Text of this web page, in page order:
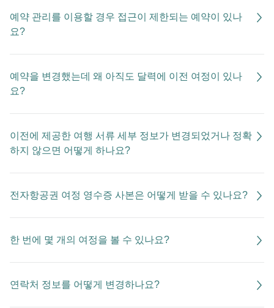
예약 관리를 이용할 경우 접근이 제한되는 예약이 있나
요?
예약을 변경했는데 왜 아직도 달력에 이전 여정이 있나
요?
이전에 제공한 여행 서류 세부 정보가 변경되었거나 정확
하지 않으면 어떻게 하나요?
전자항공권 여정 영수증 사본은 어떻게 받을 수 있나요?
한 번에 몇 개의 여정을 볼 수 있나요?
연락처 정보를 어떻게 변경하나요?